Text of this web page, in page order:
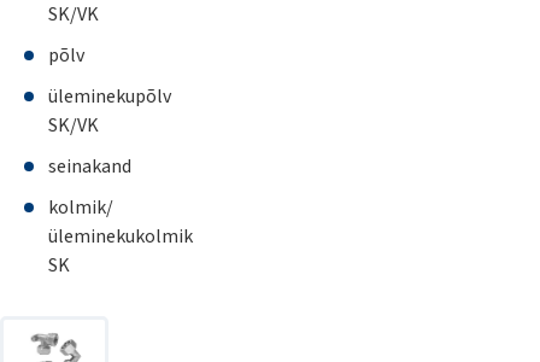
SK/VK
põlv
üleminekupõlv
SK/VK
seinakand
kolmik/
üleminekukolmik
SK